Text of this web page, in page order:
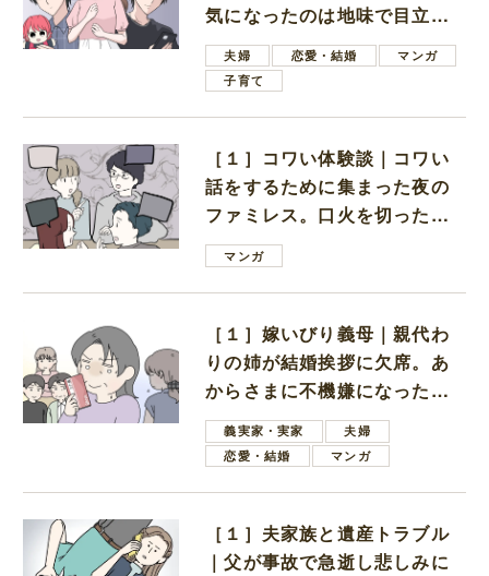
気になったのは地味で目立た
ない男子学生
夫婦 恋愛・結婚
マンガ
子育て
［１］コワい体験談｜コワい
話をするために集まった夜の
ファミレス。口火を切ったの
は電車好きの男の子ママ
マンガ
［１］嫁いびり義母｜親代わ
りの姉が結婚挨拶に欠席。あ
からさまに不機嫌になった義
母義実家・実家
夫婦
恋愛・結婚
マンガ
［１］夫家族と遺産トラブル
｜父が事故で急逝し悲しみに